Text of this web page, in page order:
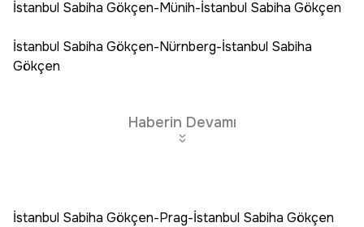
İstanbul Sabiha Gökçen-Münih-İstanbul Sabiha Gökçen
İstanbul Sabiha Gökçen-Nürnberg-İstanbul Sabiha
Gökçen
Haberin Devamı
İstanbul Sabiha Gökçen-Prag-İstanbul Sabiha Gökçen